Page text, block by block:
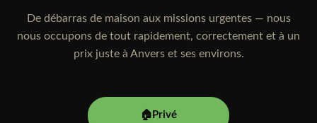
De débarras de maison aux missions urgentes — nous
nous occupons de tout rapidement, correctement et à un
prix juste à Anvers et ses environs.
🏠 Privé